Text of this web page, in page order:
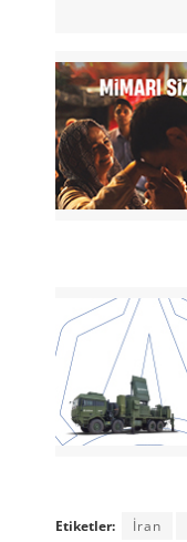
Etiketler: İran